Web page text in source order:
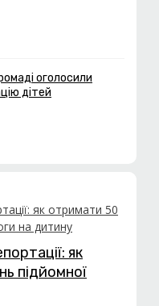
оголосили
дітей
як
підйомної